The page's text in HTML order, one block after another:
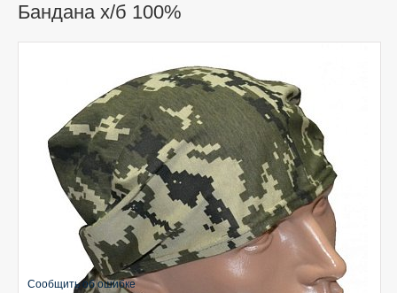
Бандана х/б 100%
Сообщить об ошибке